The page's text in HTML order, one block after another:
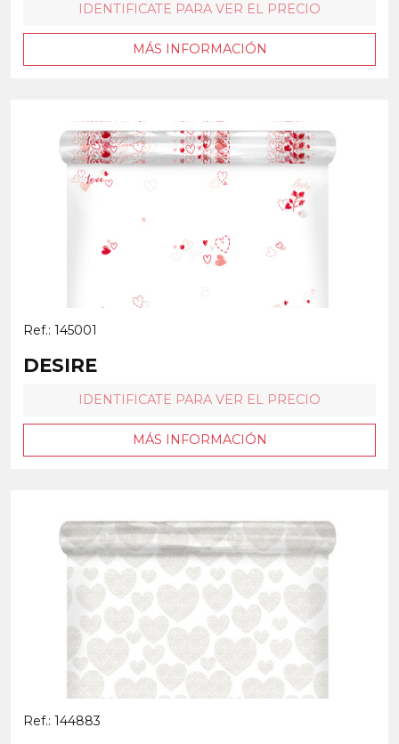
IDENTIFICATE PARA VER EL PRECIO
MÁS INFORMACIÓN
Ref.: 145001
DESIRE
IDENTIFICATE PARA VER EL PRECIO
MÁS INFORMACIÓN
Ref.: 144883